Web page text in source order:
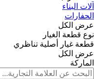
آلات البناء
الحفارات
عرض الكل
نوع قطعة الغيار
قطعة غيار أصلية تناظري
عرض الكل
الماركة